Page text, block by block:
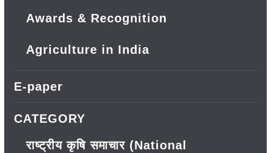
Awards & Recognition
Agriculture in India
E-paper
CATEGORY
राष्ट्रीय कृषि समाचार (National